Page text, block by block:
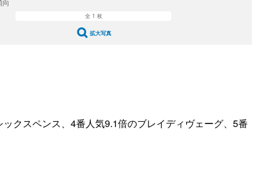
全 1 枚
拡大写真
クスペンス、4番人気9.1倍のブレイディヴェーグ、5番